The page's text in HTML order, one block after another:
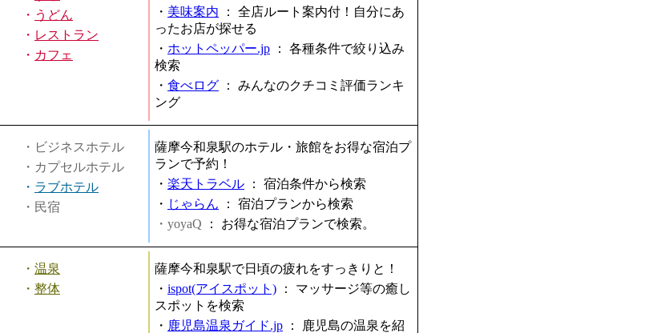
・ うどん
・ レストラン
・ カフェ
・ 美味案内 ： 全店ルート案内付！自分にあ
ったお店が探せる
・ ホットペッパー.jp ： 各種条件で絞り込み
検索
・ 食べログ ： みんなのクチコミ評価ランキ
ング
・ビジネスホテル
・カプセルホテル
・ ラブホテル
・民宿
薩摩今和泉駅のホテル・旅館をお得な宿泊プ
ランで予約！
・ 楽天トラベル ： 宿泊条件から検索
・ じゃらん ： 宿泊プランから検索
・yoyaQ ： お得な宿泊プランで検索。
・ 温泉
・ 整体
薩摩今和泉駅で日頃の疲れをすっきりと！
・ ispot(アイスポット) ： マッサージ等の癒し
スポットを検索
・ 鹿児島温泉ガイド.jp ：
鹿児島の温泉を紹